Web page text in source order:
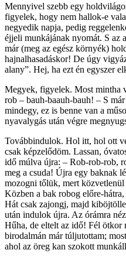
Mennyivel szebb egy
figyelek, hogy nem hallok-e
negyedik napja, pedig
éjjeli munkájának nyomát. S az
már (meg az egész környék)
hajnalhasadáskor! De úgy
alany”. Hej, ha ezt én egyszer
Megyek, figyelek. Most mintha
rob – bauh-baauh-bauh! – S
mindegy, ez is benne van a
nyavalygás után végre
Továbbindulok. Hol itt, hol ott
csak képzelődöm. Lassan,
idő múlva újra: – Rob-rob-rob,
meg a csuda! Újra egy baknak
mozogni tőlük, mert közvetlenül
Közben a bak robog előre-
Hát csak zajongj, majd
után indulok újra. Az órámra
Hűha, de eltelt az idő! Fél ötkor
birodalmán már túljutottam;
ahol az öreg kan szokott